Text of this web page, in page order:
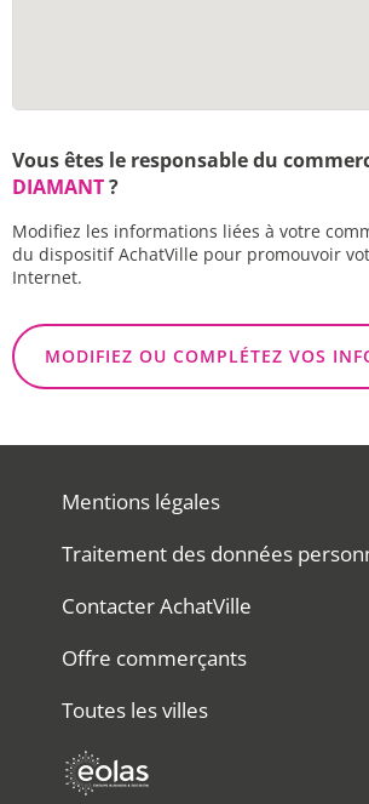
Vous êtes le responsable du
DIAMANT?
Modifiez les informations liées à votre
du dispositif AchatVille pour promouvoir
Internet.
MODIFIEZ OU COMPLÉTEZ VOS
Mentions légales
Traitement des données
Contacter AchatVille
Offre commerçants
Toutes les villes